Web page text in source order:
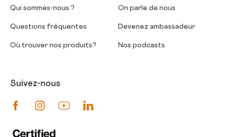
Qui sommes-nous ?
Questions fréquentes
Où trouver nos produits?
On parle de nous
Devenez ambassadeur
Nos podcasts
Suivez-nous
Suivez-nous sur Facebook
Suivez-nous sur Instagram
Suivez-nous sur Youtube